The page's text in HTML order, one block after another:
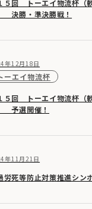
５回 トーエイ物流杯（
決勝・準決勝戦！
年12月18日
ーエイ物流杯
５回 トーエイ物流杯（
予選開催！
年11月21日
労死等防止対策推進シン